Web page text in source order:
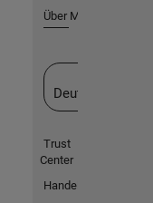
Über MathWorks
Deutschland
Trust
Center
Handelsmarken